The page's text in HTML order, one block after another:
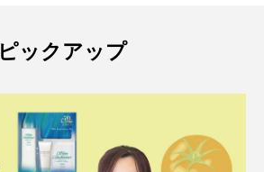
ピックアップ